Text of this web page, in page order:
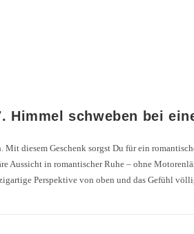
Himmel schweben bei
Mit diesem Geschenk sorgst Du für ein
Aussicht in romantischer Ruhe – ohne
Perspektive von oben und das Gefühl